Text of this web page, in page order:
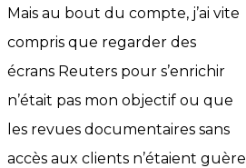
Mais au bout du compte, j’ai vite
compris que regarder des
écrans Reuters pour s’enrichir
n’était pas mon objectif ou que
les revues documentaires sans
accès aux clients n’étaient guère